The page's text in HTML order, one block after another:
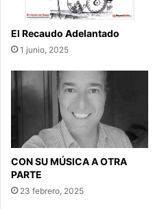
El Recaudo Adelantado
1 junio, 2025
CON SU MÚSICA A OTRA
PARTE
23 febrero, 2025